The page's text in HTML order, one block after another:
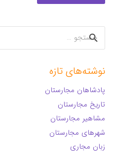
جستجو
برای:
نوشته‌های تازه
پادشاهان مجارستان
تاریخ مجارستان
مشاهیر مجارستان
شهرهای مجارستان
زبان مجاری